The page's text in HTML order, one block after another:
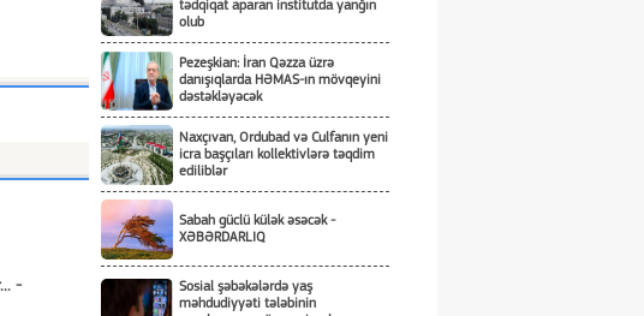
-
tədqiqat aparan institutda yanğın
olub
Pezeşkian: İran Qəzza üzrə
danışıqlarda HƏMAS-ın mövqeyini
dəstəkləyəcək
Naxçıvan, Ordubad və Culfanın yeni
icra başçıları kollektivlərə təqdim
ediliblər
Sabah güclü külək əsəcək -
XƏBƏRDARLIQ
Sosial şəbəkələrdə yaş
məhdudiyyəti tələbinin